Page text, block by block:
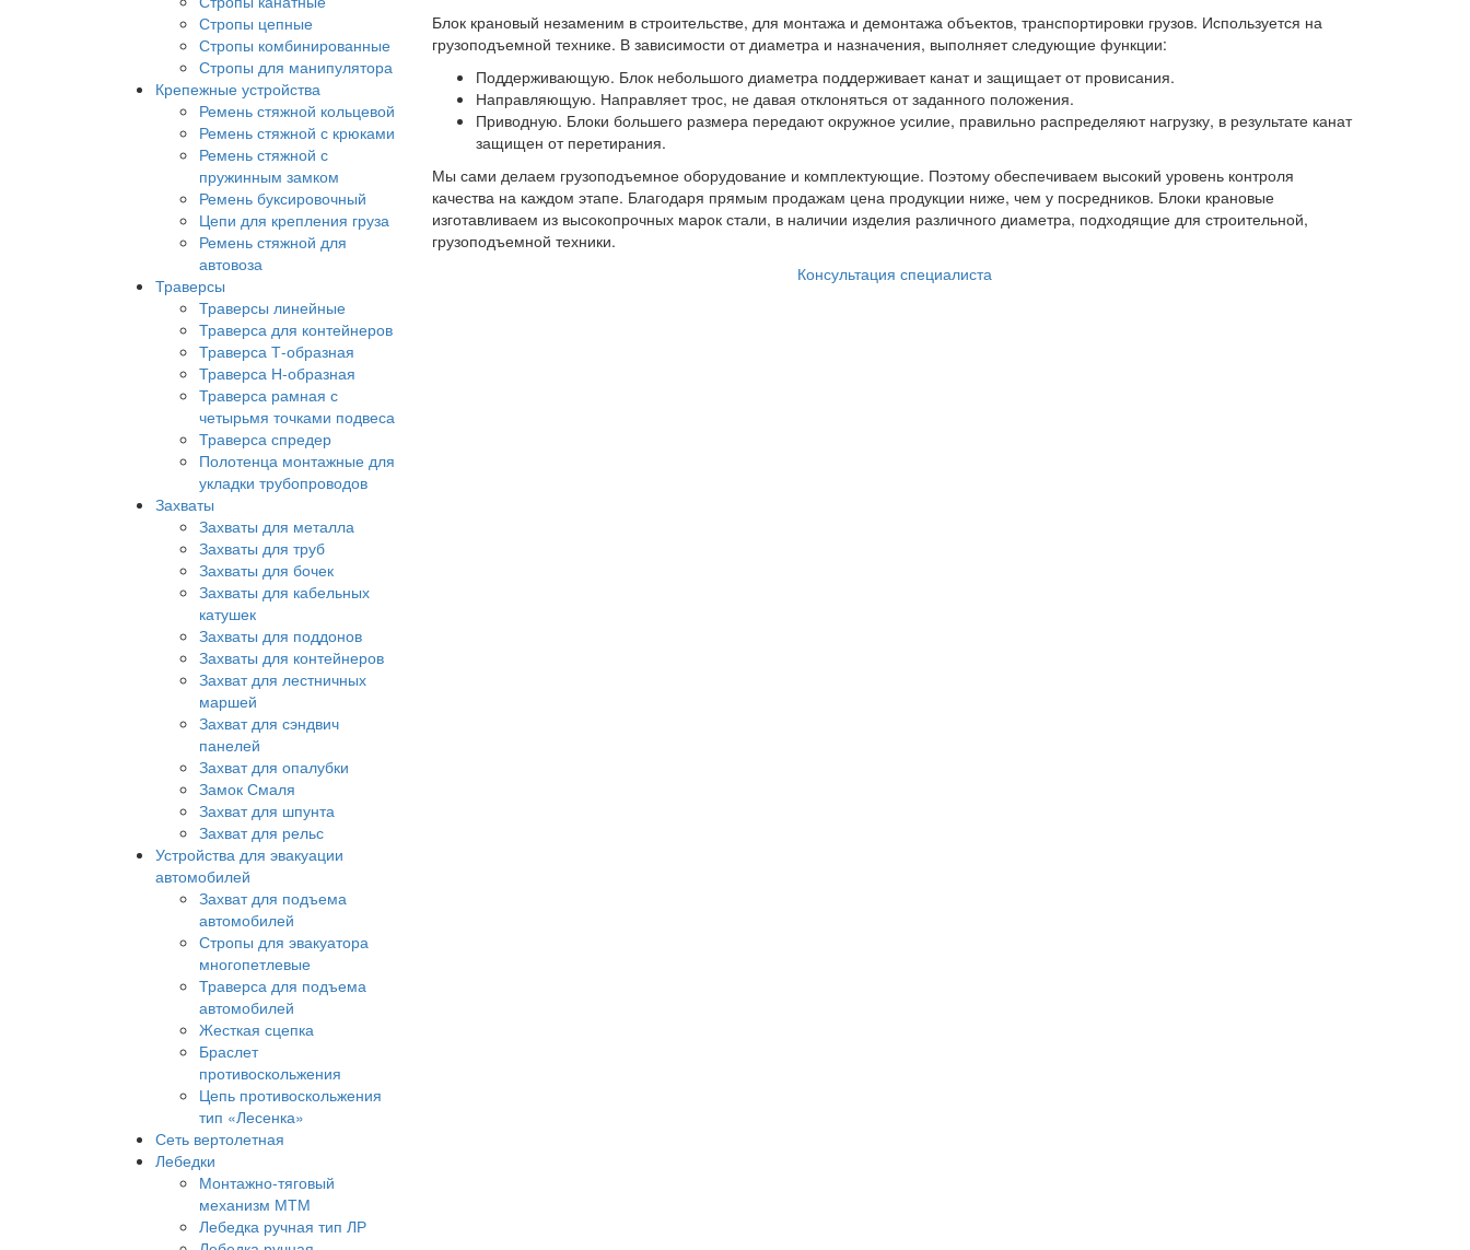
Стропы цепные
Стропы комбинированные
Стропы для манипулятора
Крепежные устройства
Ремень стяжной кольцевой
Ремень стяжной с крюками
Ремень стяжной с
пружинным замком
Ремень буксировочный
Цепи для крепления груза
Ремень стяжной для
автовоза
Траверсы
Траверсы линейные
Траверса для контейнеров
Траверса Т-образная
Траверса Н-образная
Траверса рамная с
четырьмя точками подвеса
Траверса спредер
Полотенца монтажные для
укладки трубопроводов
Захваты
Захваты для металла
Захваты для труб
Захваты для бочек
Захваты для кабельных
катушек
Захваты для поддонов
Захваты для контейнеров
Захват для лестничных
маршей
Захват для сэндвич
панелей
Захват для опалубки
Замок Смаля
Захват для шпунта
Захват для рельс
Устройства для эвакуации
автомобилей
Захват для подъема
автомобилей
Стропы для эвакуатора
многопетлевые
Траверса для подъема
автомобилей
Жесткая сцепка
Браслет
противоскольжения
Цепь противоскольжения
тип «Лесенка»
Сеть вертолетная
Лебедки
Монтажно-тяговый
механизм МТМ
Лебедка ручная тип ЛР
Блок крановый незаменим в строительстве, для монтажа и демонтажа объектов, транспортировки грузов. Используется на
грузоподъемной технике. В зависимости от диаметра и назначения, выполняет следующие функции:
Поддерживающую. Блок небольшого диаметра поддерживает канат и защищает от провисания.
Направляющую. Направляет трос, не давая отклоняться от заданного положения.
Приводную. Блоки большего размера передают окружное усилие, правильно распределяют нагрузку, в результате канат
защищен от перетирания.
Мы сами делаем грузоподъемное оборудование и комплектующие. Поэтому обеспечиваем высокий уровень контроля
качества на каждом этапе. Благодаря прямым продажам цена продукции ниже, чем у посредников. Блоки крановые
изготавливаем из высокопрочных марок стали, в наличии изделия различного диаметра, подходящие для строительной,
грузоподъемной техники.
Консультация специалиста